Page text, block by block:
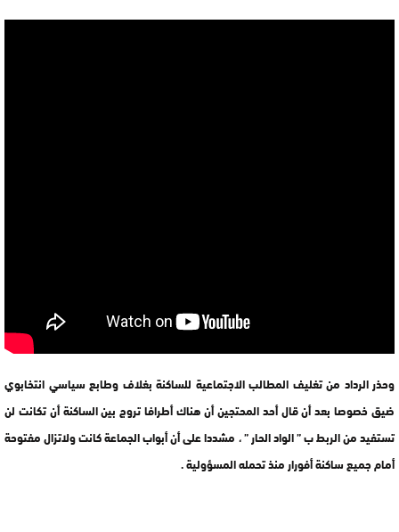
وحذر الرداد من تغليف المطالب الاجتماعية للساكنة بغلاف وطابع سياسي انتخابوي
ضيق خصوصا بعد أن قال أحد المحتجين أن هناك أطرافا تروج بين الساكنة أن تكانت لن
تستفيد من الربط ب ” الواد الحار ” ، مشددا على أن أبواب الجماعة كانت ولاتزال مفتوحة
أمام جميع ساكنة أفورار منذ تحمله المسؤولية .